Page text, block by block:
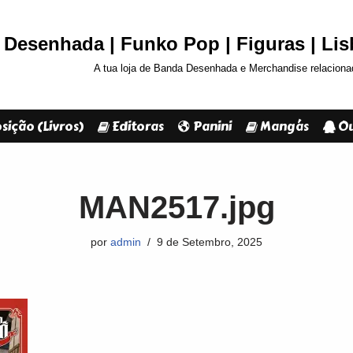
| Funko Pop | Figuras |
A tua loja de Banda Desenhada e Merchandise
(Livros) Editoras Panini Mangás
MAN2517.jpg
por admin 9 de Setembro, 2025